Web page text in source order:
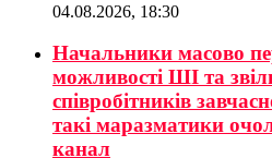
04.08.2026, 18:30
Начальники масово
можливості ШІ та
співробітників
такі маразматики
канал